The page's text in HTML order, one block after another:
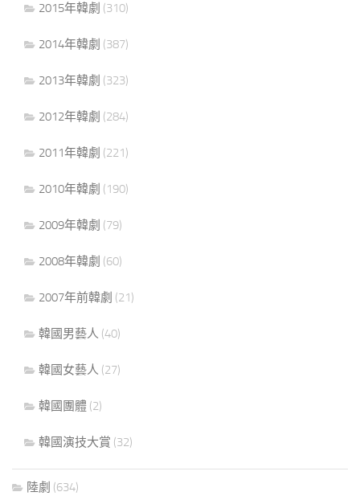
2015年韓劇 (310)
2014年韓劇 (387)
2013年韓劇 (323)
2012年韓劇 (284)
2011年韓劇 (221)
2010年韓劇 (190)
2009年韓劇 (79)
2008年韓劇 (60)
2007年前韓劇 (21)
韓國男藝人 (40)
韓國女藝人 (27)
韓國團體 (2)
韓國演技大賞 (32)
陸劇 (634)